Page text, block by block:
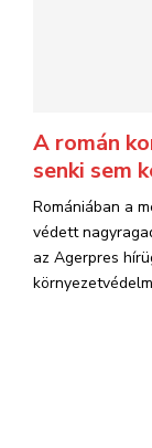
A román
senki sem
Romániában a
védett
az Agerpres